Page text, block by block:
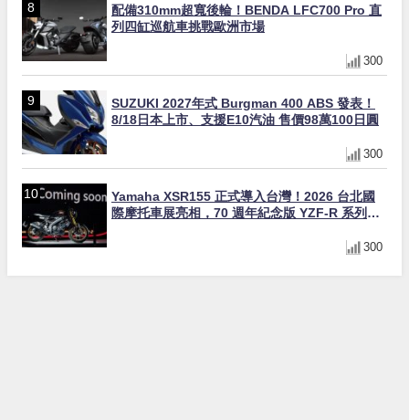
配備310mm超寬後輪！BENDA LFC700 Pro 直
列四缸巡航車挑戰歐洲市場
300
SUZUKI 2027年式 Burgman 400 ABS 發表！
8/18日本上市、支援E10汽油 售價98萬100日圓
300
Yamaha XSR155 正式導入台灣！2026 台北國
際摩托車展亮相，70 週年紀念版 YZF-R 系列限
300